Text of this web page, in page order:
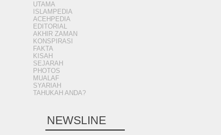
UTAMA
ISLAMPEDIA
ACEHPEDIA
EDITORIAL
AKHIR ZAMAN
KONSPIRASI
FAKTA
KISAH
SEJARAH
PHOTOS
MUALAF
SYARIAH
TAHUKAH ANDA?
NEWSLINE